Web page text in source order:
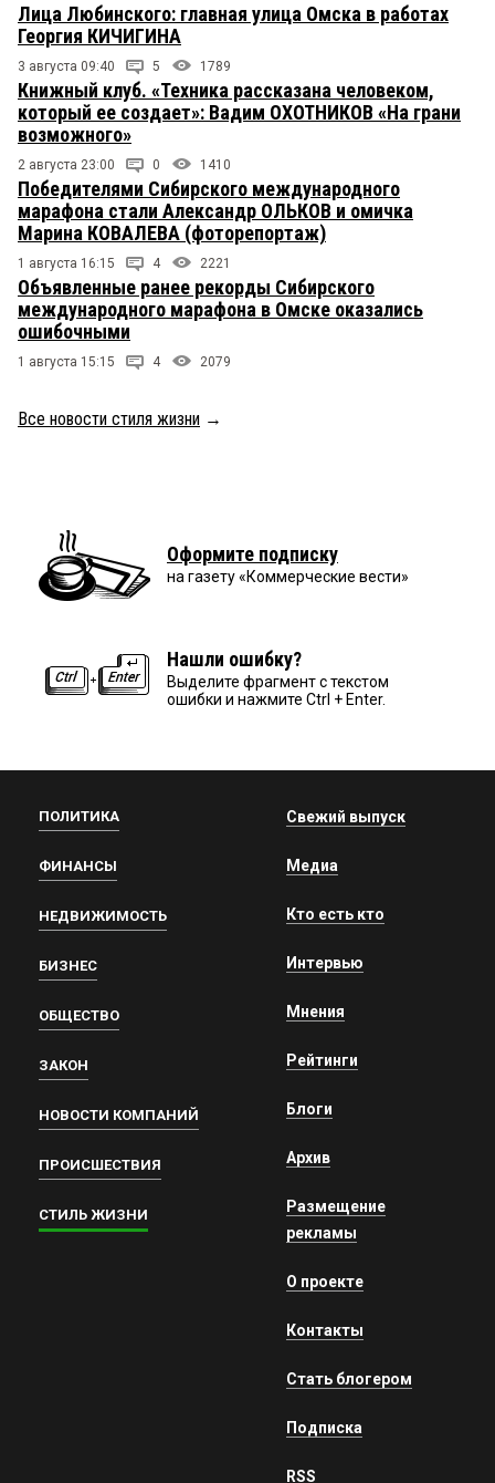
Лица Любинского: главная улица Омска в работах
Георгия КИЧИГИНА
3 августа 09:40 5 1789
Книжный клуб. «Техника рассказана человеком,
который ее создает»: Вадим ОХОТНИКОВ «На грани
возможного»
2 августа 23:00 0 1410
Победителями Сибирского международного
марафона стали Александр ОЛЬКОВ и омичка
Марина КОВАЛЕВА (фоторепортаж)
1 августа 16:15 4 2221
Объявленные ранее рекорды Сибирского
международного марафона в Омске оказались
ошибочными
1 августа 15:15 4 2079
Все новости стиля жизни →
Оформите подписку
на газету «Коммерческие вести»
Нашли ошибку?
Выделите фрагмент с текстом
ошибки и нажмите Ctrl + Enter.
ПОЛИТИКА
ФИНАНСЫ
НЕДВИЖИМОСТЬ
БИЗНЕС
ОБЩЕСТВО
ЗАКОН
НОВОСТИ КОМПАНИЙ
ПРОИСШЕСТВИЯ
СТИЛЬ ЖИЗНИ
Свежий выпуск
Медиа
Кто есть кто
Интервью
Мнения
Рейтинги
Блоги
Архив
Размещение
рекламы
О проекте
Контакты
Стать блогером
Подписка
RSS